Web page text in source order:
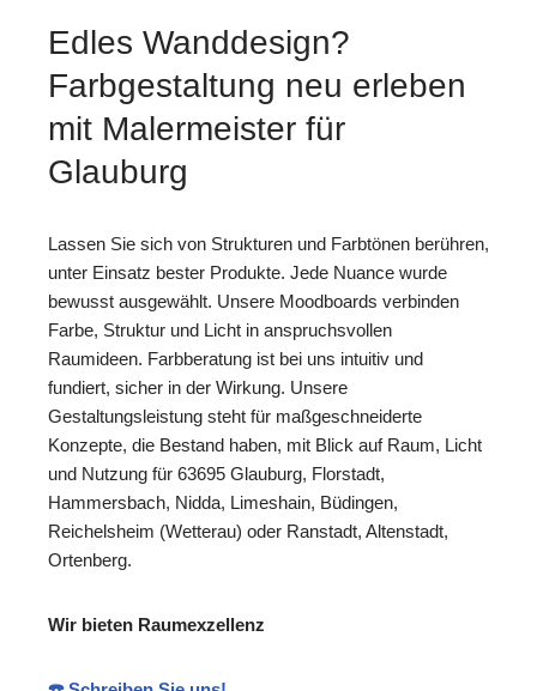
Edles Wanddesign?
Farbgestaltung neu erleben
mit Malermeister für
Glauburg
Lassen Sie sich von Strukturen und Farbtönen berühren,
unter Einsatz bester Produkte. Jede Nuance wurde
bewusst ausgewählt. Unsere Moodboards verbinden
Farbe, Struktur und Licht in anspruchsvollen
Raumideen. Farbberatung ist bei uns intuitiv und
fundiert, sicher in der Wirkung. Unsere
Gestaltungsleistung steht für maßgeschneiderte
Konzepte, die Bestand haben, mit Blick auf Raum, Licht
und Nutzung für 63695 Glauburg, Florstadt,
Hammersbach, Nidda, Limeshain, Büdingen,
Reichelsheim (Wetterau) oder Ranstadt, Altenstadt,
Ortenberg.
Wir bieten Raumexzellenz